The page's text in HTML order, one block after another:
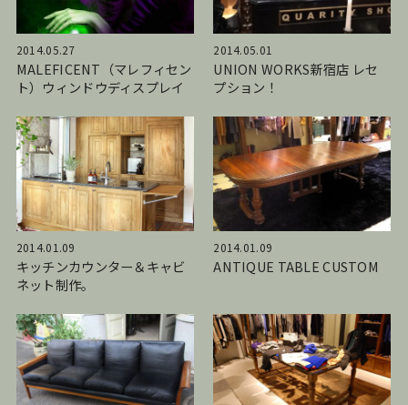
2014.05.27
MALEFICENT（マレフィセン
ト）ウィンドウディスプレイ
2014.05.01
UNION WORKS新宿店 レセ
プション！
2014.01.09
キッチンカウンター＆キャビ
ネット制作。
2014.01.09
ANTIQUE TABLE CUSTOM